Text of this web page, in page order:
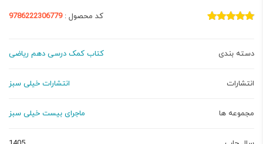
کد محصول :9786222306779
دسته بندی کتاب کمک درسی دهم ریاضی
انتشارات انتشارات خیلی سبز
مجموعه ها ماجرای بیست خیلی سبز